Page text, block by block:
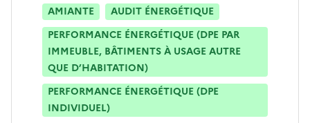
AMIANTE
AUDIT ÉNERGÉTIQUE
PERFORMANCE ÉNERGÉTIQUE (DPE PAR
IMMEUBLE, BÂTIMENTS À USAGE AUTRE
QUE D’HABITATION)
PERFORMANCE ÉNERGÉTIQUE (DPE
INDIVIDUEL)